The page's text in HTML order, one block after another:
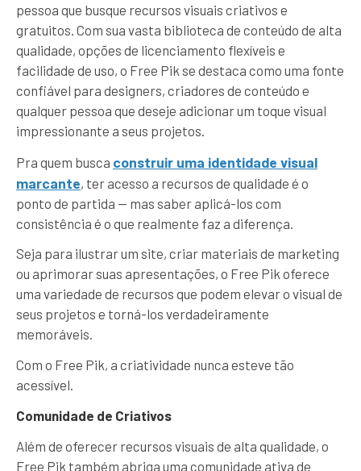
pessoa que busque recursos visuais criativos e
gratuitos. Com sua vasta biblioteca de conteúdo de alta
qualidade, opções de licenciamento flexíveis e
facilidade de uso, o Free Pik se destaca como uma fonte
confiável para designers, criadores de conteúdo e
qualquer pessoa que deseje adicionar um toque visual
impressionante a seus projetos.
Pra quem busca construir uma identidade visual
marcante, ter acesso a recursos de qualidade é o
ponto de partida — mas saber aplicá-los com
consistência é o que realmente faz a diferença.
Seja para ilustrar um site, criar materiais de marketing
ou aprimorar suas apresentações, o Free Pik oferece
uma variedade de recursos que podem elevar o visual de
seus projetos e torná-los verdadeiramente
memoráveis.
Com o Free Pik, a criatividade nunca esteve tão
acessível.
Comunidade de Criativos
Além de oferecer recursos visuais de alta qualidade, o
Free Pik também abriga uma comunidade ativa de